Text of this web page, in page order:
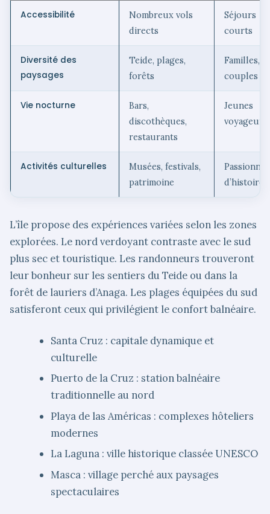
Accessibilité
Nombreux vols
directs
Séjours
courts
Diversité des
paysages
Teide, plages,
forêts
Familles,
couples
Vie nocturne
Bars,
discothèques,
restaurants
Jeunes
voyageurs
Activités culturelles
Musées, festivals,
patrimoine
Passionnés
d’histoire
L’île propose des expériences variées selon les zones
explorées. Le nord verdoyant contraste avec le sud
plus sec et touristique. Les randonneurs trouveront
leur bonheur sur les sentiers du Teide ou dans la
forêt de lauriers d’Anaga. Les plages équipées du sud
satisferont ceux qui privilégient le confort balnéaire.
Santa Cruz : capitale dynamique et
culturelle
Puerto de la Cruz : station balnéaire
traditionnelle au nord
Playa de las Américas : complexes hôteliers
modernes
La Laguna : ville historique classée UNESCO
Masca : village perché aux paysages
spectaculaires